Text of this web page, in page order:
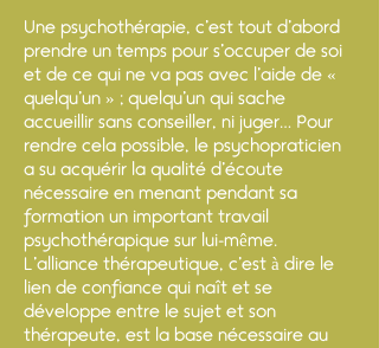
Une psychothérapie, c’est tout d’abord
prendre un temps pour s’occuper de soi
et de ce qui ne va pas avec l’aide de «
quelqu’un » ; quelqu’un qui sache
accueillir sans conseiller, ni juger… Pour
rendre cela possible, le psychopraticien
a su acquérir la qualité d’écoute
nécessaire en menant pendant sa
formation un important travail
psychothérapique sur lui-même.
L’alliance thérapeutique, c’est à dire le
lien de confiance qui naît et se
développe entre le sujet et son
thérapeute, est la base nécessaire au